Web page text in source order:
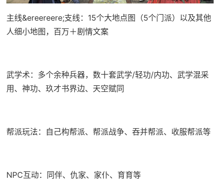
主线&ereereere;支线：15个大地点图（5个门派）以及其他
人细小地图，百万＋剧情文案
武学术：多个余种兵器，数十套武学/轻功/内功、武学混采
用、神功、玖才书界边、天空赋同
帮派玩法：自己构帮派、帮派战争、吞并帮派、收服帮派等
NPC互动：同伴、仇家、家仆、育育等